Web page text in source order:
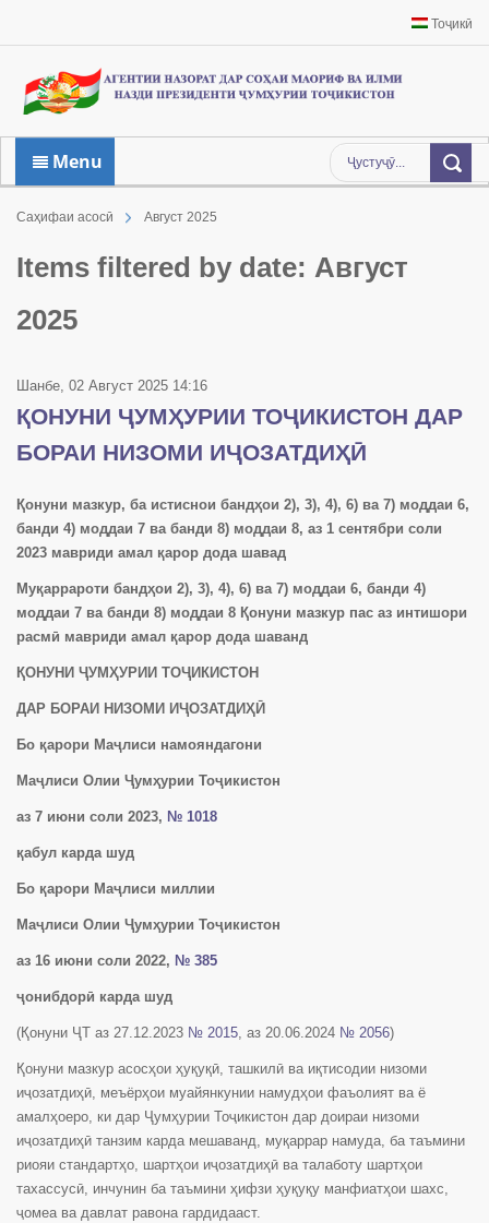
Тоҷикӣ
Menu
Саҳифаи асосӣ Август 2025
Items filtered by date: Август
2025
Шанбе, 02 Август 2025 14:16
ҚОНУНИ ҶУМҲУРИИ ТОҶИКИСТОН ДАР
БОРАИ НИЗОМИ ИҶОЗАТДИҲӢ
Қонуни мазкур, ба истиснои бандҳои 2), 3), 4), 6) ва 7) моддаи 6,
банди 4) моддаи 7 ва банди 8) моддаи 8, аз 1 сентябри соли
2023 мавриди амал қарор дода шавад
Муқаррароти бандҳои 2), 3), 4), 6) ва 7) моддаи 6, банди 4)
моддаи 7 ва банди 8) моддаи 8 Қонуни мазкур пас аз интишори
расмӣ мавриди амал қарор дода шаванд
ҚОНУНИ ҶУМҲУРИИ ТОҶИКИСТОН
ДАР БОРАИ НИЗОМИ ИҶОЗАТДИҲӢ
Бо қарори Маҷлиси намояндагони
Маҷлиси Олии Ҷумҳурии Тоҷикистон
аз 7 июни соли 2023, № 1018
қабул карда шуд
Бо қарори Маҷлиси миллии
Маҷлиси Олии Ҷумҳурии Тоҷикистон
аз 16 июни соли 2022, № 385
ҷонибдорӣ карда шуд
(Қонуни ҶТ аз 27.12.2023 № 2015, аз 20.06.2024 № 2056)
Қонуни мазкур асосҳои ҳуқуқӣ, ташкилӣ ва иқтисодии низоми
иҷозатдиҳӣ, меъёрҳои муайянкунии намудҳои фаъолият ва ё
амалҳоеро, ки дар Ҷумҳурии Тоҷикистон дар доираи низоми
иҷозатдиҳӣ танзим карда мешаванд, муқаррар намуда, ба таъмини
риояи стандартҳо, шартҳои иҷозатдиҳӣ ва талаботу шартҳои
тахассусӣ, инчунин ба таъмини ҳифзи ҳуқуқу манфиатҳои шахс,
ҷомеа ва давлат равона гардидааст.